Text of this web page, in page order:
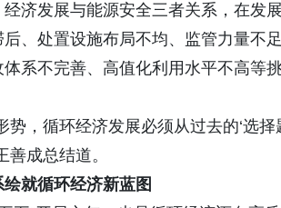
济发展与能源安全三者关系，在发
、处置设施布局不均、监管力量不
系不完善、高值化利用水平不高等
势，循环经济发展必须从过去的‘选
善成总结道。
就循环经济新蓝图